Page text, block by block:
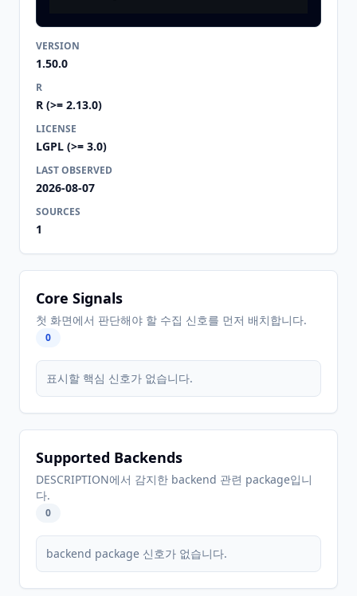
VERSION
1.50.0
R
R (>= 2.13.0)
LICENSE
LGPL (>= 3.0)
LAST OBSERVED
2026-08-07
SOURCES
1
Core Signals
첫 화면에서 판단해야 할 수집 신호를 먼저 배치합니다.
0
표시할 핵심 신호가 없습니다.
Supported Backends
DESCRIPTION에서 감지한 backend 관련 package입니
다.
0
backend package 신호가 없습니다.